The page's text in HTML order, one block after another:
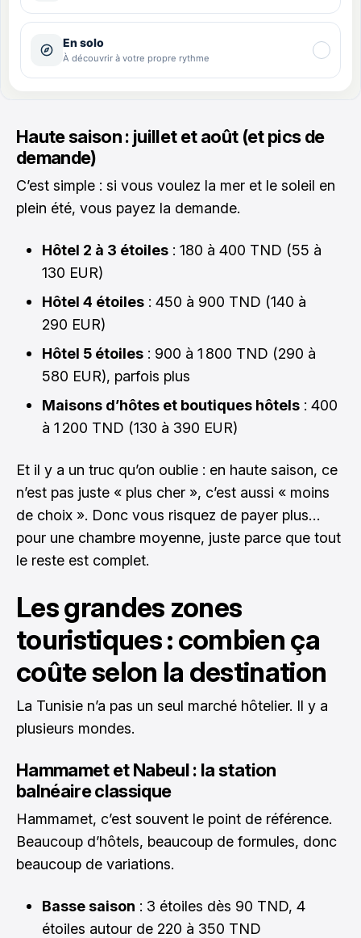
Haute saison : juillet et août (et pics de
demande)
C’est simple : si vous voulez la mer et le soleil en
plein été, vous payez la demande.
Hôtel 2 à 3 étoiles : 180 à 400 TND (55 à
130 EUR)
Hôtel 4 étoiles : 450 à 900 TND (140 à
290 EUR)
Hôtel 5 étoiles : 900 à 1 800 TND (290 à
580 EUR), parfois plus
Maisons d’hôtes et boutiques hôtels : 400
à 1 200 TND (130 à 390 EUR)
Et il y a un truc qu’on oublie : en haute saison, ce
n’est pas juste « plus cher », c’est aussi « moins
de choix ». Donc vous risquez de payer plus…
pour une chambre moyenne, juste parce que tout
le reste est complet.
Les grandes zones
touristiques : combien ça
coûte selon la destination
La Tunisie n’a pas un seul marché hôtelier. Il y a
plusieurs mondes.
Hammamet et Nabeul : la station
balnéaire classique
Hammamet, c’est souvent le point de référence.
Beaucoup d’hôtels, beaucoup de formules, donc
beaucoup de variations.
Basse saison : 3 étoiles dès 90 TND, 4
étoiles autour de 220 à 350 TND